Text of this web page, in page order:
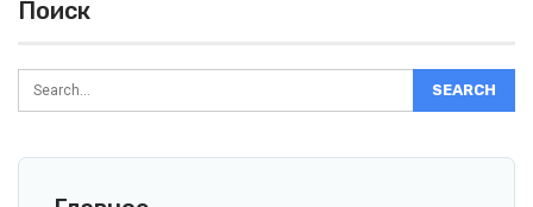
Поиск